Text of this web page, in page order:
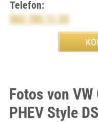
Telefon:
062 785 11 33
Fotos von
PHEV Style